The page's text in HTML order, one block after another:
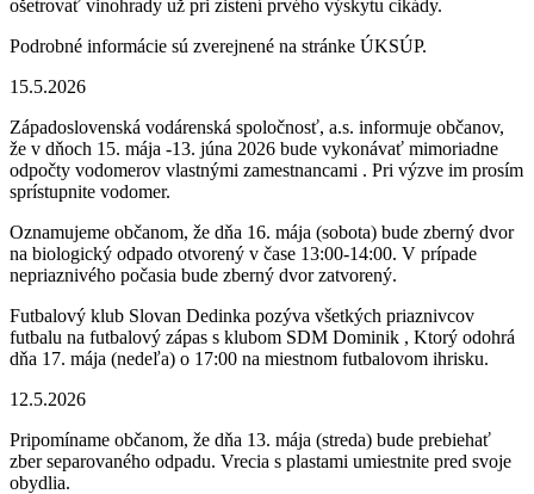
ošetrovať vinohrady už pri zistení prvého výskytu cikády.
Podrobné informácie sú zverejnené na stránke ÚKSÚP.
15.5.2026
Západoslovenská vodárenská spoločnosť, a.s. informuje občanov,
že v dňoch 15. mája -13. júna 2026 bude vykonávať mimoriadne
odpočty vodomerov vlastnými zamestnancami . Pri výzve im prosím
sprístupnite vodomer.
Oznamujeme občanom, že dňa 16. mája (sobota) bude zberný dvor
na biologický odpado otvorený v čase 13:00-14:00. V prípade
nepriaznivého počasia bude zberný dvor zatvorený.
Futbalový klub Slovan Dedinka pozýva všetkých priaznivcov
futbalu na futbalový zápas s klubom SDM Dominik , Ktorý odohrá
dňa 17. mája (nedeľa) o 17:00 na miestnom futbalovom ihrisku.
12.5.2026
Pripomíname občanom, že dňa 13. mája (streda) bude prebiehať
zber separovaného odpadu. Vrecia s plastami umiestnite pred svoje
obydlia.